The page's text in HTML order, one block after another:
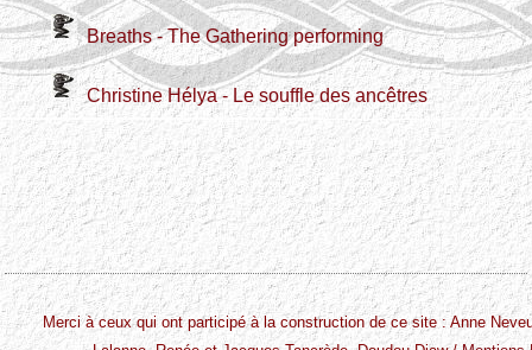
Breaths - The Gathering performing
Christine Hélya - Le souffle des ancêtres
Merci à ceux qui ont participé à la construction de ce site : Anne